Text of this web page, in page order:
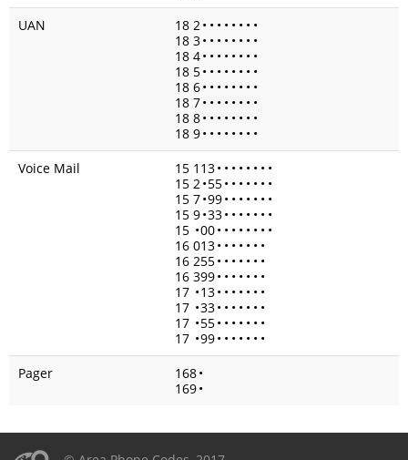
UAN
18 2• • • • • • • •
18 3• • • • • • • •
18 4• • • • • • • •
18 5• • • • • • • •
18 6• • • • • • • •
18 7• • • • • • • •
18 8• • • • • • • •
18 9• • • • • • • •
Voice Mail
15 113• • • • • • • •
15 2•55• • • • • • •
15 7•99• • • • • • •
15 9•33• • • • • • •
15 •00• • • • • • • •
16 013• • • • • • •
16 255• • • • • • •
16 399• • • • • • •
17 •13• • • • • • •
17 •33• • • • • • •
17 •55• • • • • • •
17 •99• • • • • • •
Pager
168•
169•